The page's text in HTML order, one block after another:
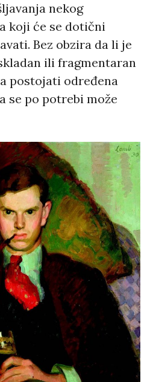
nekog
koji će se dotični
Bez obzira da li je
ili fragmentaran
postojati određena
se po potrebi može